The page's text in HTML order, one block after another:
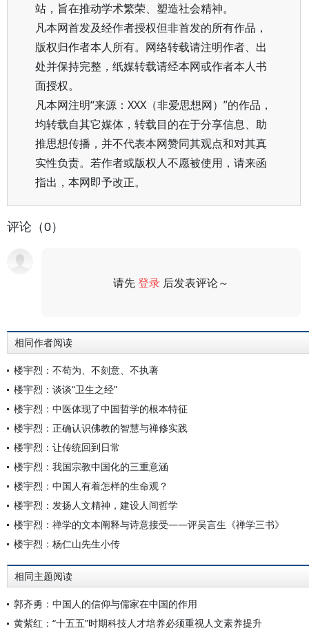
站，旨在推动学术繁荣、塑造社会精神。
凡本网首发及经作者授权但非首发的所有作品，
版权归作者本人所有。网络转载请注明作者、出
处并保持完整，纸媒转载请经本网或作者本人书
面授权。
凡本网注明“来源：XXX（非爱思想网）”的作品，
均转载自其它媒体，转载目的在于分享信息、助
推思想传播，并不代表本网赞同其观点和对其真
实性负责。若作者或版权人不愿被使用，请来函
指出，本网即予改正。
评论（0）
请先登录 后发表评论～
相同作者阅读
楼宇烈：不苟为、不刻意、不执著
楼宇烈：谈谈“卫生之经”
楼宇烈：中医体现了中国哲学的根本特征
楼宇烈：正确认识佛教的智慧与禅修实践
楼宇烈：让传统回到日常
楼宇烈：我国宗教中国化的三重意涵
楼宇烈：中国人有着怎样的生命观？
楼宇烈：发扬人文精神，建设人间哲学
楼宇烈：禅学的文本阐释与诗意接受——评吴言生《禅学三书》
楼宇烈：杨仁山先生小传
相同主题阅读
郭齐勇：中国人的信仰与儒家在中国的作用
黄紫红：“十五五”时期科技人才培养必须重视人文素养提升